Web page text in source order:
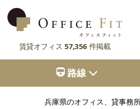
賃貸オフィス 57,356 件掲載
路線
大阪府
路線
市区町村兵庫県のオフィス、貸事務